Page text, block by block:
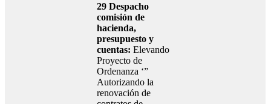
29 Despacho
comisión de
hacienda,
presupuesto y
cuentas: Elevando
Proyecto de
Ordenanza ‘”
Autorizando la
renovación de